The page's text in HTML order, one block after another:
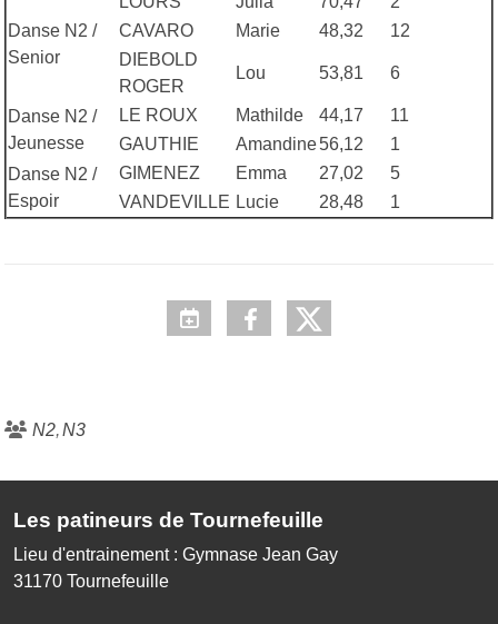
Danse N2 /
Senior
CAVARO
Marie 48,32
12
DIEBOLD
ROGER
Lou 53,81 6
Danse N2 /
Jeunesse
LE ROUX Mathilde 44,17
11
GAUTHIE
Amandine56,12
1
Danse N2 /
Espoir
GIMENEZ Emma 27,02
5
VANDEVILLE Lucie 28,48 1
N2 N3
Les patineurs de Tournefeuille
Lieu d'entrainement : Gymnase Jean Gay
31170 Tournefeuille